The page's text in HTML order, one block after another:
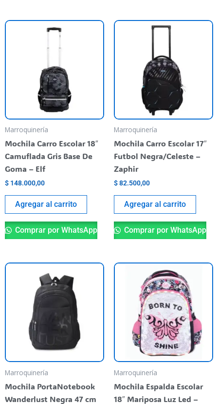
Marroquinería
Mochila Carro Escolar 18″
Camuflada Gris Base De
Goma – Elf
$ 148.000,00
Agregar al carrito
Comprar por WhatsApp
Marroquinería
Mochila Carro Escolar 17″
Futbol Negra/Celeste –
Zaphir
$82.500,00
Agregar al carrito
Comprar por WhatsApp
Marroquinería
Mochila PortaNotebook
Wanderlust Negra 47 cm
Marroquinería
Mochila Espalda Escolar
18″ Mariposa Luz Led –